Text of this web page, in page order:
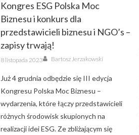
Kongres ESG Polska Moc
Biznesu i konkurs dla
przedstawicieli biznesu i NGO’s –
zapisy trwają!
Posted
on
8 listopada 2023 Author
Bartosz Jerzakowski
Już 4 grudnia odbędzie się III edycja
Kongresu Polska Moc Biznesu –
wydarzenia, które łączy przedstawicieli
różnych środowisk skupionych na
realizacji idei ESG. Ze zbliżającym się